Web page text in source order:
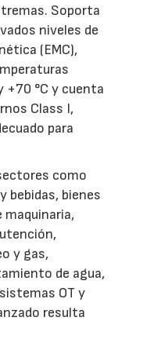
Soporta
niveles de
(EMC),
+70 °C y cuenta
Class I,
para
como
bebidas, bienes
y gas,
de agua,
OT y
resulta